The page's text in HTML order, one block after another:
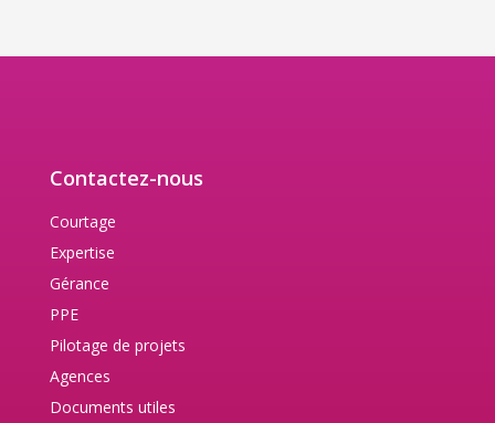
Contactez-nous
Courtage
Expertise
Gérance
PPE
Pilotage de projets
Agences
Documents utiles